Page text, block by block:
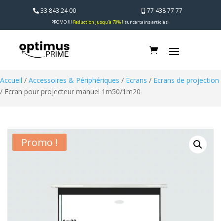
33 843 24 00 77 438 77 77
PROMO !!! Reduction jusqu’à 70% ! sur certains articles
Accueil / Accessoires & Périphériques / Ecrans / Ecrans de projection
/ Ecran pour projecteur manuel 1m50/1m20
Promo !